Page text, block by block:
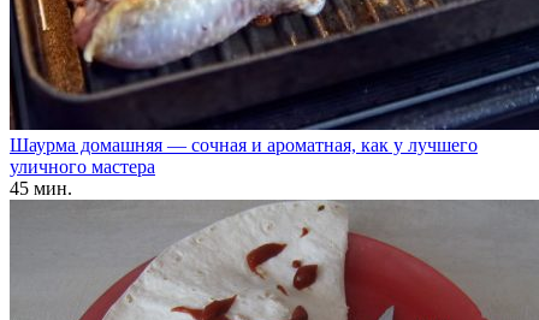
Шаурма домашняя — сочная и ароматная, как у лучшего
уличного мастера
45 мин.